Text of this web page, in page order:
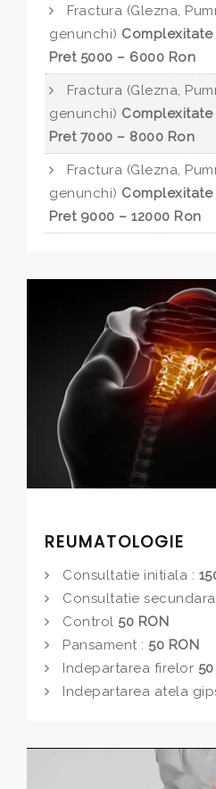
Fractura (Glezna,
genunchi) Complexitate
Pret 5000 – 6000 Ron
Fractura (Glezna,
genunchi) Complexitate
Pret 7000 – 8000 Ron
Fractura (Glezna,
genunchi) Complexitate
Pret 9000 – 12000 Ron
REUMATOLOGIE
Consultatie initiala :
Consultatie secundara
Control 50 RON
Pansament : 50 RON
Indepartarea firelor
Indepartarea atela